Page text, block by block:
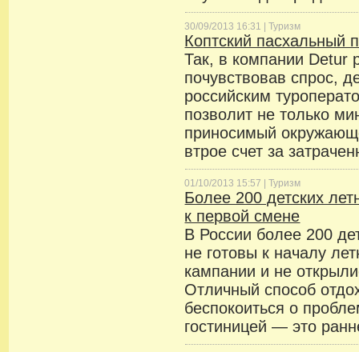
30/09/2013 16:31 |Туризм
Коптский пасхальный
Так, в компании Detur
почувствовав спрос,
российским
позволит не только
приносимый
втрое счет за
01/10/2013 15:57 |Туризм
Более 200 детских
к первой смене
В России более 200
не готовы к началу
кампании и не
Отличный способ
беспокоиться о
гостиницей — это